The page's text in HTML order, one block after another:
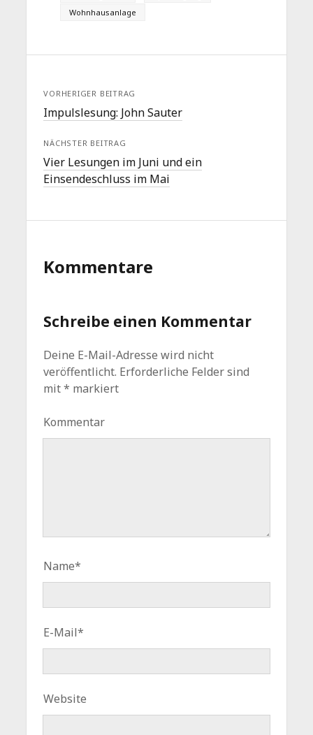
Wohnhausanlage
VORHERIGER BEITRAG
Impulslesung: John Sauter
NÄCHSTER BEITRAG
Vier Lesungen im Juni und ein
Einsendeschluss im Mai
Kommentare
Schreibe einen Kommentar
Deine E-Mail-Adresse wird nicht
veröffentlicht. Erforderliche Felder sind
mit* markiert
Kommentar
Name*
E-Mail*
Website